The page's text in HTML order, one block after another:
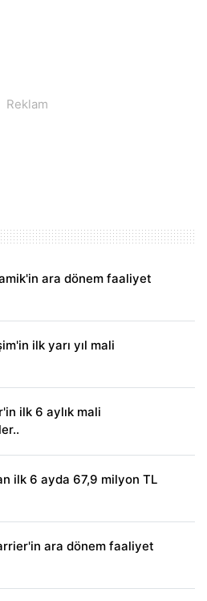
ara dönem faaliyet
ilk yarı yıl mali
ilk 6 aylık mali
ilk 6 ayda 67,9 milyon TL
ara dönem faaliyet